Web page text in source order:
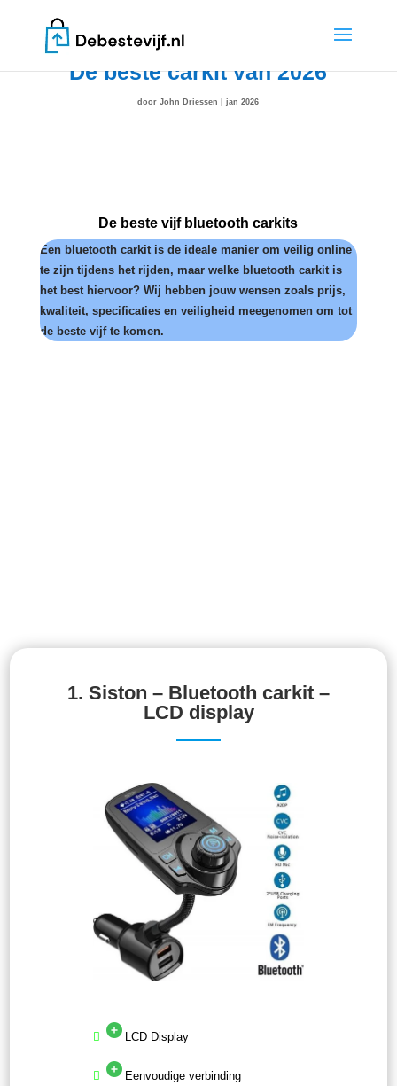
De beste carkit van 2026
doorJohn Driessen |jan 2026
De beste vijf bluetooth carkits
Een bluetooth carkit is de ideale manier om veilig online
te zijn tijdens het rijden, maar welke bluetooth carkit is
het best hiervoor? Wij hebben jouw wensen zoals prijs,
kwaliteit, specificaties en veiligheid meegenomen om tot
de beste vijf te komen.
1. Siston – Bluetooth carkit –
LCD display
LCD Display
Eenvoudige verbinding